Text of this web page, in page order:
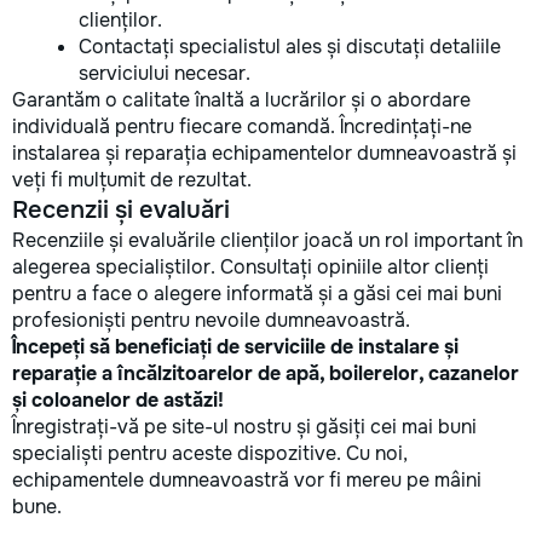
clienților.
Contactați specialistul ales și discutați detaliile
serviciului necesar.
Garantăm o calitate înaltă a lucrărilor și o abordare
individuală pentru fiecare comandă. Încredințați-ne
instalarea și reparația echipamentelor dumneavoastră și
veți fi mulțumit de rezultat.
Recenzii și evaluări
Recenziile și evaluările clienților joacă un rol important în
alegerea specialiștilor. Consultați opiniile altor clienți
pentru a face o alegere informată și a găsi cei mai buni
profesioniști pentru nevoile dumneavoastră.
Începeți să beneficiați de serviciile de instalare și
reparație a încălzitoarelor de apă, boilerelor, cazanelor
și coloanelor de astăzi!
Înregistrați-vă pe site-ul nostru și găsiți cei mai buni
specialiști pentru aceste dispozitive. Cu noi,
echipamentele dumneavoastră vor fi mereu pe mâini
bune.